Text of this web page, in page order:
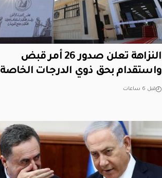
النزاهة تعلن صدور 26 أمر قبض
واستقدام بحق ذوي الدرجات الخاصة
قبل 6 ساعات